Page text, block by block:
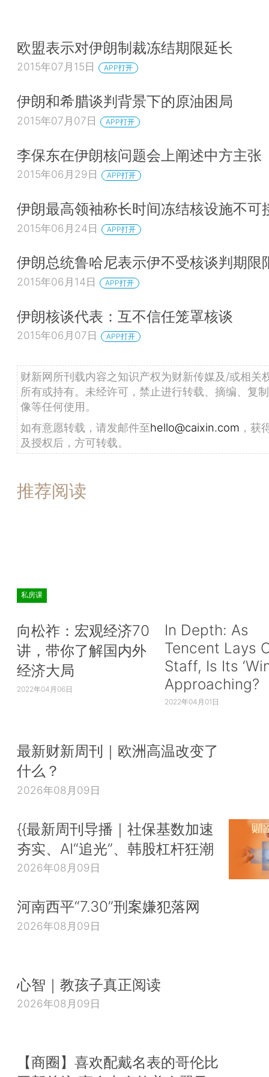
欧盟表示对伊朗制裁冻结期限延长
2015年07月15日 APP打开
伊朗和希腊谈判背景下的原油困局
2015年07月07日 APP打开
李保东在伊朗核问题会上阐述中方主张
2015年06月29日 APP打开
伊朗最高领袖称长时间冻结核设施不可
2015年06月24日 APP打开
伊朗总统鲁哈尼表示伊不受核谈判期限
2015年06月14日 APP打开
伊朗核谈代表：互不信任笼罩核谈
2015年06月07日 APP打开
财新网所刊载内容之知识产权为财新传媒及/或相关
所有或持有。未经许可，禁止进行转载、摘编、复
像等任何使用。
如有意愿转载，请发邮件至hello@caixin.com ，获
及授权后，方可转载。
推荐阅读
私房课
向松祚：宏观经济70
讲，带你了解国内外
经济大局
2022年04月06日
In Depth: As
Tencent Lays
Staff, Is Its
Approaching?
2022年04月01日
最新财新周刊｜欧洲高温改变了
什么？
2026年08月09日
{{最新周刊导播｜社保基数加速
夯实、AI“追光”、韩股杠杆狂潮
2026年08月09日
河南西平“7.30”刑案嫌犯落网
2026年08月09日
心智｜教孩子真正阅读
2026年08月09日
【商圈】喜欢配戴名表的哥伦比